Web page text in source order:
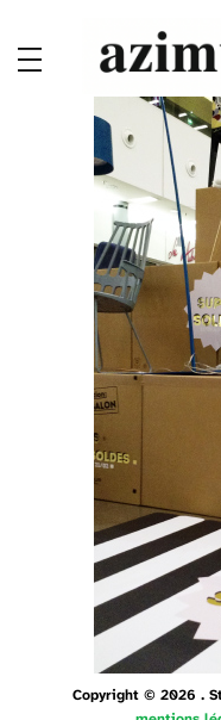
Copyright © 2026 .